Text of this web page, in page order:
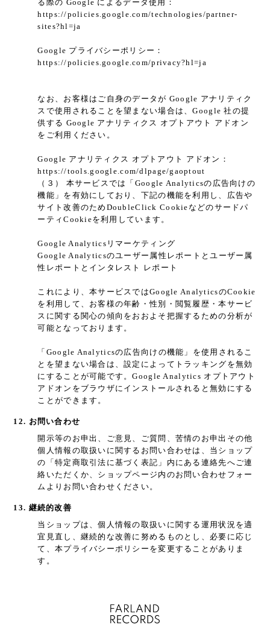
る際の Google によるデータ使用：
https://policies.google.com/technologies/partner-
sites?hl=ja
Google プライバシーポリシー：
https://policies.google.com/privacy?hl=ja
なお、お客様はご自身のデータが Google アナリティク
スで使用されることを望まない場合は、Google 社の提
供する Google アナリティクス オプトアウト アドオン
をご利用ください。
Google アナリティクス オプトアウト アドオン：
https://tools.google.com/dlpage/gaoptout
（３） 本サービスでは「Google Analyticsの広告向けの
機能」を有効にしており、下記の機能を利用し、広告や
サイト改善のためDoubleClick Cookieなどのサードパ
ーティCookieを利用しています。
Google Analyticsリマーケティング
Google Analyticsのユーザー属性レポートとユーザー属
性レポートとインタレスト レポート
これにより、本サービスではGoogle AnalyticsのCookie
を利用して、お客様の年齢・性別・閲覧履歴・本サービ
スに関する関心の傾向をおおよそ把握するための分析が
可能となっております。
「Google Analyticsの広告向けの機能」を使用されるこ
とを望まない場合は、設定によってトラッキングを無効
にすることが可能です。Google Analytics オプトアウト
アドオンをブラウザにインストールされると無効にする
ことができます。
12. お問い合わせ
開示等のお申出、ご意見、ご質問、苦情のお申出その他
個人情報の取扱いに関するお問い合わせは、当ショップ
の「特定商取引法に基づく表記」内にある連絡先へご連
絡いただくか、ショップページ内のお問い合わせフォー
ムよりお問い合わせください。
13. 継続的改善
当ショップは、個人情報の取扱いに関する運用状況を適
宜見直し、継続的な改善に努めるものとし、必要に応じ
て、本プライバシーポリシーを変更することがありま
す。